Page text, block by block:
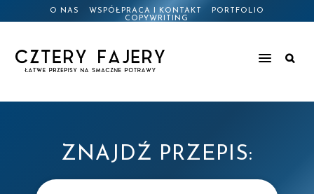
O NAS WSPÓŁPRACA I KONTAKT
PORTFOLIO
COPYWRITING
ZNAJDŹ PRZEPIS: